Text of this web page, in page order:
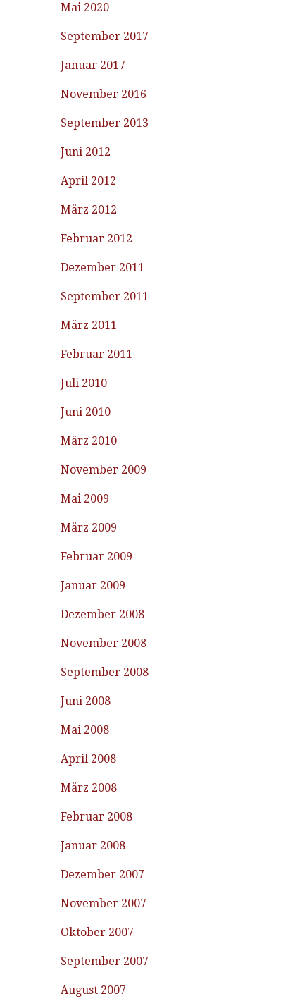
Mai 2020
September 2017
Januar 2017
November 2016
September 2013
Juni 2012
April 2012
März 2012
Februar 2012
Dezember 2011
September 2011
März 2011
Februar 2011
Juli 2010
Juni 2010
März 2010
November 2009
Mai 2009
März 2009
Februar 2009
Januar 2009
Dezember 2008
November 2008
September 2008
Juni 2008
Mai 2008
April 2008
März 2008
Februar 2008
Januar 2008
Dezember 2007
November 2007
Oktober 2007
September 2007
August 2007